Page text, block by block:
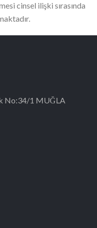
cinsel ilişki sırasında
No:34/1 MUĞLA